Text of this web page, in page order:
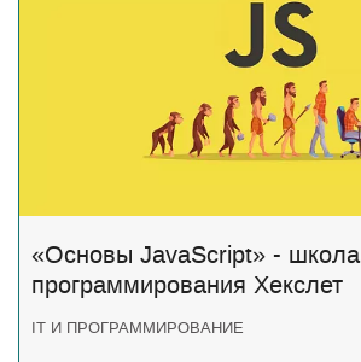
«Основы JavaScript» - школа
программирования Хекслет
IT И ПРОГРАММИРОВАНИЕ